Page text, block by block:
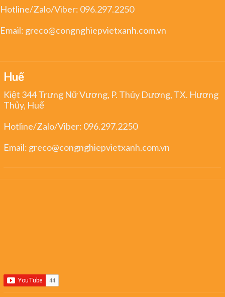
Hotline/Zalo/Viber: 096.297.2250
Email: greco@congnghiepvietxanh.com.vn
Huế
Kiệt 344 Trưng Nữ Vương, P. Thủy Dương, TX. Hương
Thủy, Huế
Hotline/Zalo/Viber: 096.297.2250
Email: greco@congnghiepvietxanh.com.vn